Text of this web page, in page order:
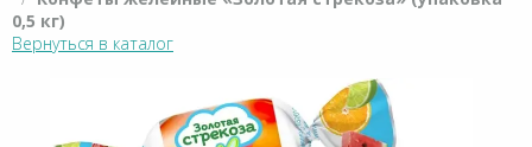
0,5 кг)
Вернуться в каталог